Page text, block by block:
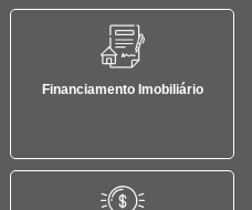
Financiamento Imobiliário